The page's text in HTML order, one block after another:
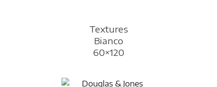
Textures
Bianco
60×120